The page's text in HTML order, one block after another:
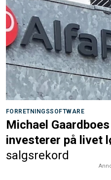
FORRETNINGSSOFTWARE
Michael
investerer på livet
salgsrekord